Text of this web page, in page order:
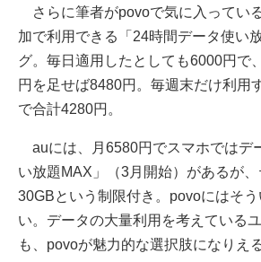
さらに筆者がpovoで気に入ってい
加で利用できる「24時間データ使い
グ。毎日適用したとしても6000円で
円を足せば8480円。毎週末だけ利用
で合計4280円。
auには、月6580円でスマホではデ
い放題MAX」（3月開始）があるが
30GBという制限付き。povoにはそ
い。データの大量利用を考えている
も、povoが魅力的な選択肢になりえ